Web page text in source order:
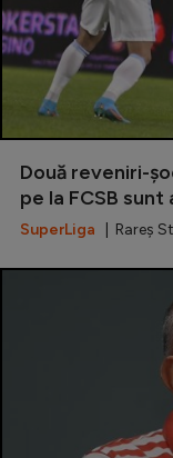
Două reveniri-
pe la FCSB
SuperLiga | Rareș